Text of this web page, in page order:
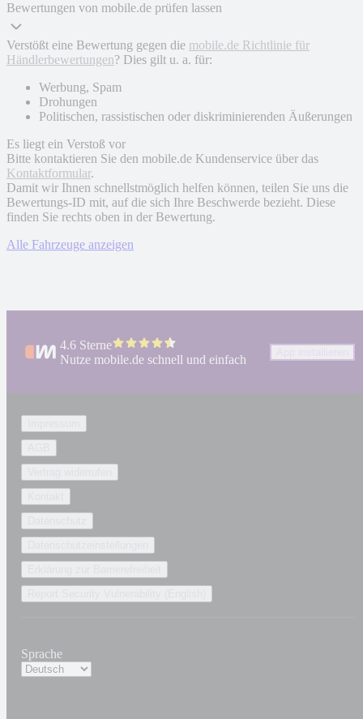
Bewertungen von mobile.de prüfen lassen
Verstößt eine Bewertung gegen die mobile.de Richtlinie für
Händlerbewertungen? Dies gilt u. a. für:
Werbung, Spam
Drohungen
Politischen, rassistischen oder diskriminierenden Äußerungen
Es liegt ein Verstoß vor
Bitte kontaktieren Sie den mobile.de Kundenservice über das
Kontaktformular.
Damit wir Ihnen schnellstmöglich helfen können, teilen Sie uns die
Bewertungs-ID mit, auf die sich Ihre Beschwerde bezieht. Diese
finden Sie rechts oben in der Bewertung.
Alle Fahrzeuge anzeigen
4.6 Sterne
Nutze mobile.de schnell und einfach
Sprache